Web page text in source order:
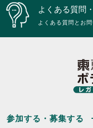
よくある質問
よくある質問とお
参加する・募集する